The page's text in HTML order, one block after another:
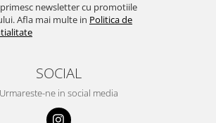
newsletter cu promotiile
Afla mai multe in Politica de
SOCIAL
Urmareste-ne in social media